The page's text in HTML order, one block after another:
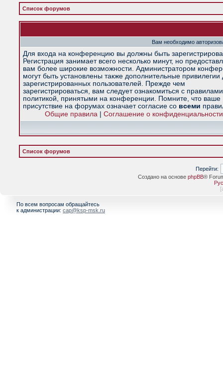
Список форумов
Вам необходимо
Для входа на конференцию вы должны быть
Регистрация занимает всего несколько минут, но
вам более широкие возможности. Администратором
могут быть установлены также дополнительные привилегии
зарегистрированных пользователей. Прежде чем
зарегистрироваться, вам следует ознакомиться с
политикой, принятыми на конференции. Помните, что ваше
присутствие на форумах означает согласие со всеми
Общие правила| Соглашение о конфиденциальности
Список форумов
Перейти:
Создано на основе phpBB®
[
По всем вопросам обращайтесь
к администрации: cap@ksp-msk.ru